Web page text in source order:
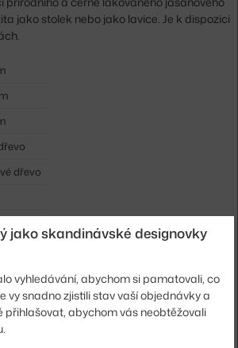
jako stolek nebo jako lavice. Je k dispozici
dřevo
naLavica Nelson Bench
Switch to
jako skandinávské designovky
vyhledávání, abychom si pamatovali, co
vy snadno zjistili stav vaší objednávky a
přihlašovat, abychom vás neobtěžovali